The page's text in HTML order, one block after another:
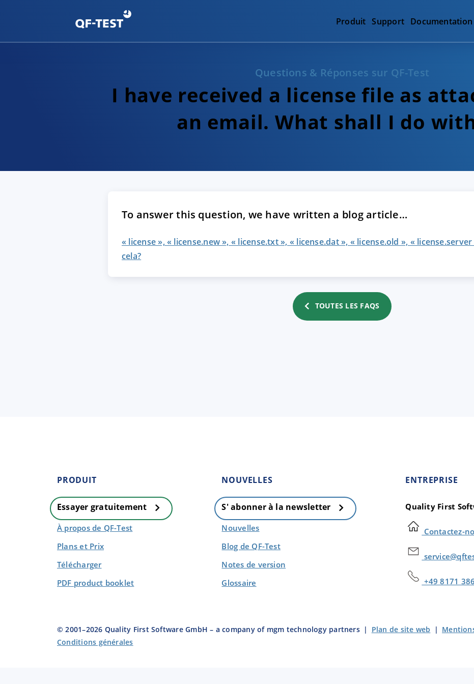
Produit Support Documentation
Questions & Réponses sur QF-Test
I have received a license file as
an email. What shall I do
To answer this question, we have written a blog article…
« license », « license.new », « license.txt », « license.dat », « license.old », «
cela?
TOUTES LES FAQS
PRODUIT
Essayer gratuitement
À propos de QF-Test
Plans et Prix
Télécharger
PDF product booklet
NOUVELLES
S' abonner à la newsletter
Nouvelles
Blog de QF-Test
Notes de version
Glossaire
ENTREPRISE
Quality First
Contactez-
+49 8171
© 2001–2026 Quality First Software GmbH – a company of mgm technology partners| Plan de site web |
Conditions générales
ACCEPTER